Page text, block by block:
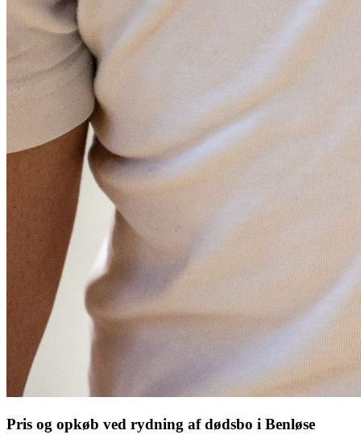
Pris og opkøb ved rydning af dødsbo i Benløse